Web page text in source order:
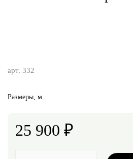
арт. 332
Размеры, м
25 900 ₽